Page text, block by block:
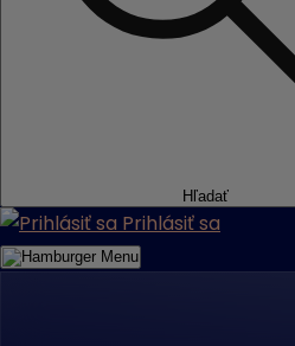
Hľadať
Prihlásiť sa
Menu